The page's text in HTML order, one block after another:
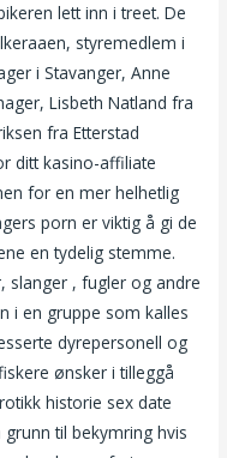
lett inn i treet. De
styremedlem i
i Stavanger, Anne
Lisbeth Natland fra
fra Etterstad
ditt kasino-affiliate
for en mer helhetlig
porn er viktig å gi de
en tydelig stemme.
slanger , fugler og andre
i en gruppe som kalles
dyrepersonell og
ønsker i tilleggå
historie sex date
til bekymring hvis